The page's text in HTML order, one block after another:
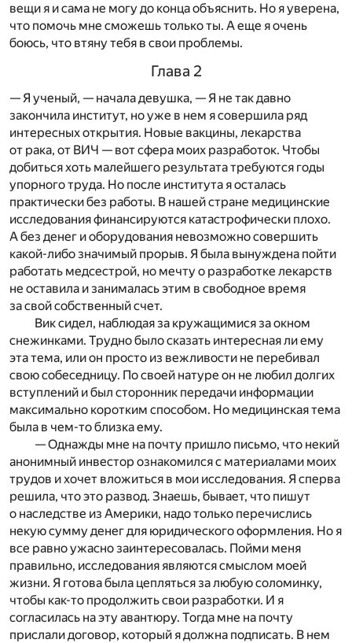
вещи я и сама не могу до конца объяснить. Но я уверена,
что помочь мне сможешь только ты. А еще я очень
боюсь, что втяну тебя в свои проблемы.
Глава 2
— Я ученый, — начала девушка, — Я не так давно
закончила институт, но уже в нем я совершила ряд
интересных открытия. Новые вакцины, лекарства
от рака, от ВИЧ — вот сфера моих разработок. Чтобы
добиться хоть малейшего результата требуются годы
упорного труда. Но после института я осталась
практически без работы. В нашей стране медицинские
исследования финансируются катастрофически плохо.
А без денег и оборудования невозможно совершить
какой-либо значимый прорыв. Я была вынуждена пойти
работать медсестрой, но мечту о разработке лекарств
не оставила и занималась этим в свободное время
за свой собственный счет.
Вик сидел, наблюдая за кружащимися за окном
снежинками. Трудно было сказать интересная ли ему
эта тема, или он просто из вежливости не перебивал
свою собеседницу. По своей натуре он не любил долгих
вступлений и был сторонник передачи информации
максимально коротким способом. Но медицинская тема
была в чем-то близка ему.
— Однажды мне на почту пришло письмо, что некий
анонимный инвестор ознакомился с материалами моих
трудов и хочет вложиться в мои исследования. Я сперва
решила, что это развод. Знаешь, бывает, что пишут
о наследстве из Америки, надо только перечислись
некую сумму денег для юридического оформления. Но я
все равно ужасно заинтересовалась. Пойми меня
правильно, исследования являются смыслом моей
жизни. Я готова была цепляться за любую соломинку,
чтобы как-то продолжить свои разработки. И я
согласилась на эту авантюру. Тогда мне на почту
прислали договор, который я должна подписать. В нем